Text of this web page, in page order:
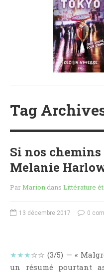
MES CRITIQUES
MES ARTICLES
MES FUTURES
LECTURES
MES CRITIQUES
MES FUTURES
LECTURES
MES ARTICLES
NOS CRITIQUES
NOS COUPS DE ♥
RENDEZ-VOUS LIVRESQUES
Tag
Si nos
Melanie
ParMarion dans Littérature
13 décembre 2017 0
★★★☆☆ (3/5) — «
un résumé pourtant